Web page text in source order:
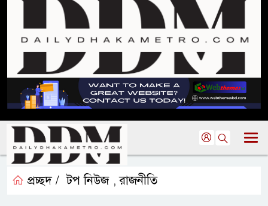
প্রচ্ছদ / টপ নিউজ ,রাজনীতি